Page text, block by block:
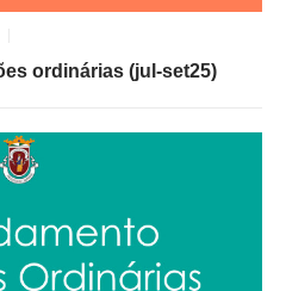
ordinárias (jul-set25)